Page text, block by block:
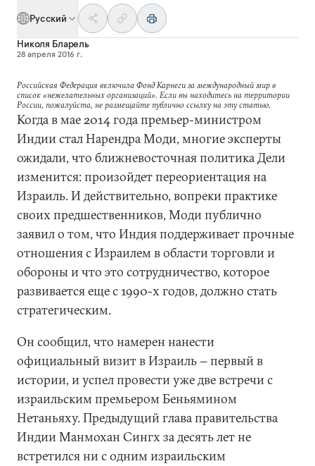
Русский
Николя Бларель
28 апреля 2016 г.
Российская Федерация включила Фонд Карнеги за международный мир в
список «нежелательных организаций». Если вы находитесь на территории
России, пожалуйста, не размещайте публично ссылку на эту статью.
Когда в мае 2014 года премьер-министром
Индии стал Нарендра Моди, многие эксперты
ожидали, что ближневосточная политика Дели
изменится: произойдет переориентация на
Израиль. И действительно, вопреки практике
своих предшественников, Моди публично
заявил о том, что Индия поддерживает прочные
отношения с Израилем в области торговли и
обороны и что это сотрудничество, которое
развивается еще с 1990-х годов, должно стать
стратегическим.
Он сообщил, что намерен нанести
официальный визит в Израиль − первый в
истории, и успел провести уже две встречи с
израильским премьером Беньямином
Нетаньяху. Предыдущий глава правительства
Индии Манмохан Сингх за десять лет не
встретился ни с одним израильским